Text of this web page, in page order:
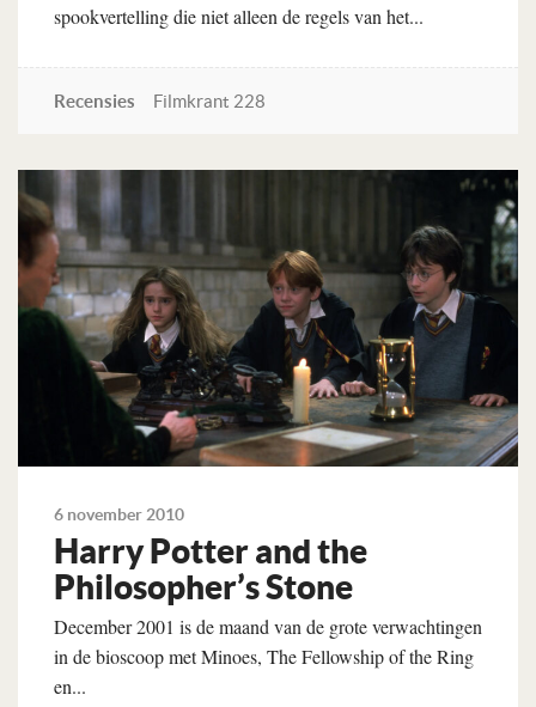
spookvertelling die niet alleen de regels van het...
Recensies Filmkrant 228
Lees verder
6 november 2010
Harry Potter and the
Philosopher’s Stone
December 2001 is de maand van de grote verwachtingen
in de bioscoop met Minoes, The Fellowship of the Ring
en...